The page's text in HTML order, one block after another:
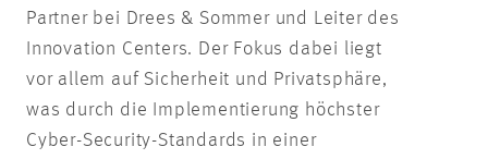
Partner bei Drees & Sommer und Leiter des
Innovation Centers. Der Fokus dabei liegt
vor allem auf Sicherheit und Privatsphäre,
was durch die Implementierung höchster
Cyber-Security-Standards in einer